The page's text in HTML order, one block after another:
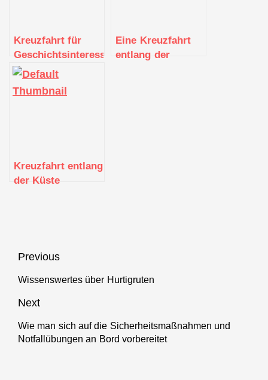
Kreuzfahrt für
Geschichtsinteressierte:
Die besten Routen
für kulturelle
Entdeckungen
Eine Kreuzfahrt
entlang der
Kreuzfahrt entlang
der Küste
Beitragsnavigation
Previous
Previous
Wissenswertes über Hurtigruten
Next
Next
post:
Wie man sich auf die Sicherheitsmaßnahmen und
Notfallübungen an Bord vorbereitet